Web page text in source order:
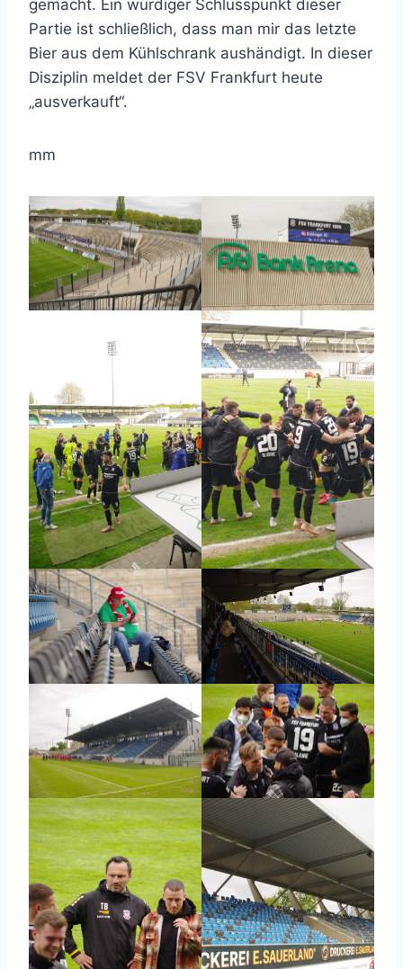
gemacht. Ein würdiger Schlusspunkt dieser
Partie ist schließlich, dass man mir das letzte
Bier aus dem Kühlschrank aushändigt. In dieser
Disziplin meldet der FSV Frankfurt heute
„ausverkauft“.
mm